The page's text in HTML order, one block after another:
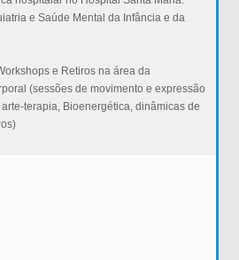
e Saúde Mental da Infância e da
e Retiros na área da
(sessões de movimento e expressão
terapia, Bioenergética, dinâmicas de